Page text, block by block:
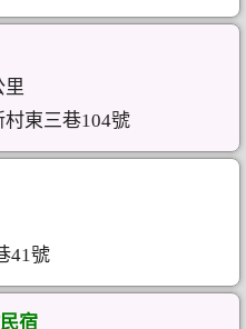
里
東三巷104號
41號
宿